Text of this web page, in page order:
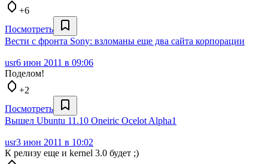
+6
Посмотреть
Вести с фронта Sony: взломаны еще два сайта корпорации
usr6 июн 2011 в 09:06
Поделом!
+2
Посмотреть
Вышел Ubuntu 11.10 Oneiric Ocelot Alpha1
usr3 июн 2011 в 10:02
К релизу еще и kernel 3.0 будет ;)